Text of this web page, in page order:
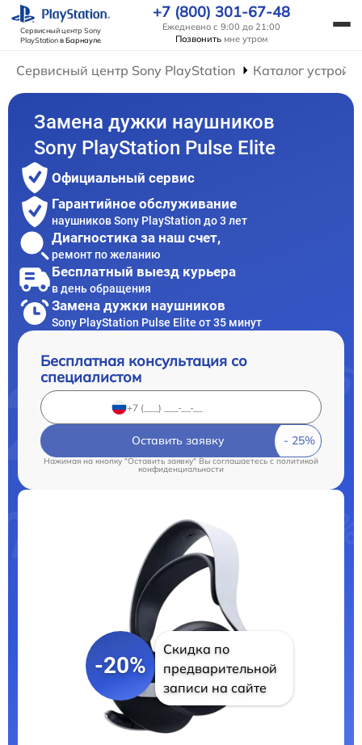
Сервисный центр Sony
PlayStationв Барнауле
+7 (800) 301-67-48
Ежедневно с 9:00 до 21:00
Позвонить мне утром
Сервисный центр Sony PlayStation Каталог
Замена дужки наушников
Sony PlayStation Pulse Elite
Официальный сервис
Гарантийное обслуживание
наушников Sony PlayStation до 3 лет
Диагностика за наш счет,
ремонт по желанию
Бесплатный выезд курьера
в день обращения
Замена дужки наушников
Sony PlayStation Pulse Elite от 35 минут
Бесплатная консультация со
специалистом
Оставить заявку
Нажимая на кнопку "Оставить заявку" Вы соглашаетесь cполитикой
конфиденциальности
-20%
Скидка по
предварительной
записи на сайте